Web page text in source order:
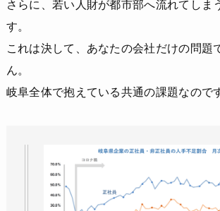
さらに、若い人財が都市部へ流れてしま
す。
これは決して、あなたの会社だけの問題
ん。
岐阜全体で抱えている共通の課題なので